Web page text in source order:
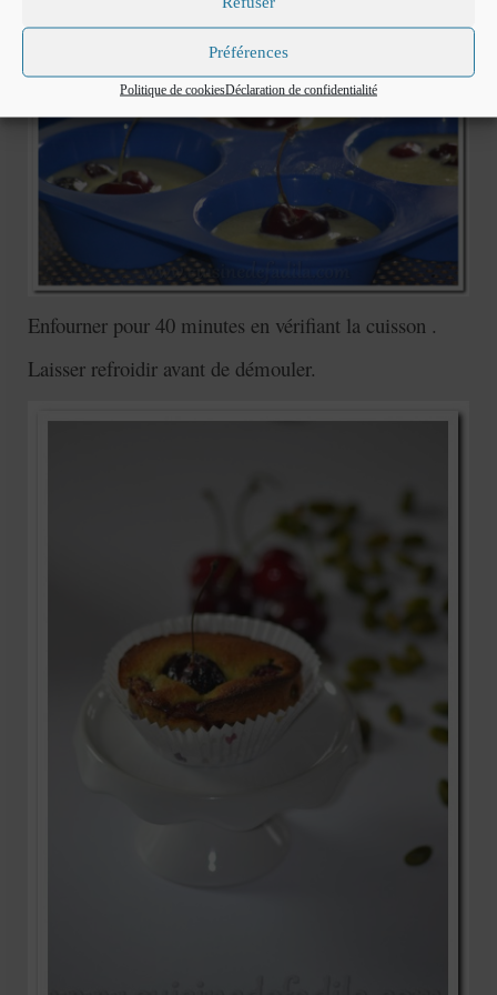
Préférences
Politique de cookiesDéclaration de confidentialité
Enfourner pour 40 minutes en vérifiant la cuisson .
Laisser refroidir avant de démouler.